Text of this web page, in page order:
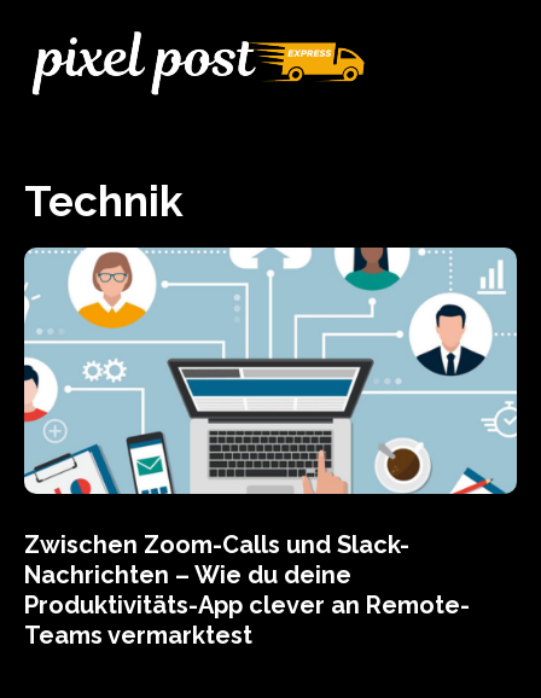
Technik
Zwischen Zoom-Calls und Slack-
Nachrichten – Wie du deine
Produktivitäts-App clever an Remote-
Teams vermarktest